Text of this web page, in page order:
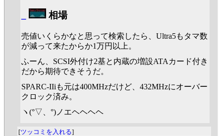
相場
売値いくらかなと思って検索したら、Ultra5もタマ数
が減って来たからか1万円以上。
ふーん、SCSI外付け2基と内蔵の増設ATAカード付き
だから期待できそうだ。
SPARC-IIiも元は400MHzだけど、432MHzにオーバー
クロック済み。
ヽ(°▽、°)ノエヘヘヘヘ
[ツッコミを入れる]